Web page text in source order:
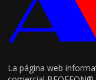
La página web